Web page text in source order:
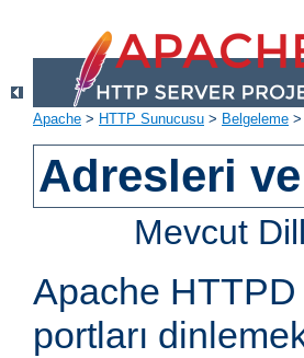
Apache > HTTP Sunucusu > Belgeleme >
Adresleri
Mevcut
Apache
portları